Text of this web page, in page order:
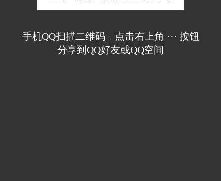
手机QQ扫描二维码，点击右上角 ··· 按钮
分享到QQ好友或QQ空间